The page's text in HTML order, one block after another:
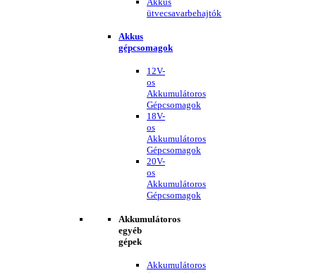
ütvecsavarbehajtók
Akkus
gépcsomagok
12V-
os
Akkumulátoros
Gépcsomagok
18V-
os
Akkumulátoros
Gépcsomagok
20V-
os
Akkumulátoros
Gépcsomagok
Akkumulátoros
egyéb
gépek
Akkumulátoros